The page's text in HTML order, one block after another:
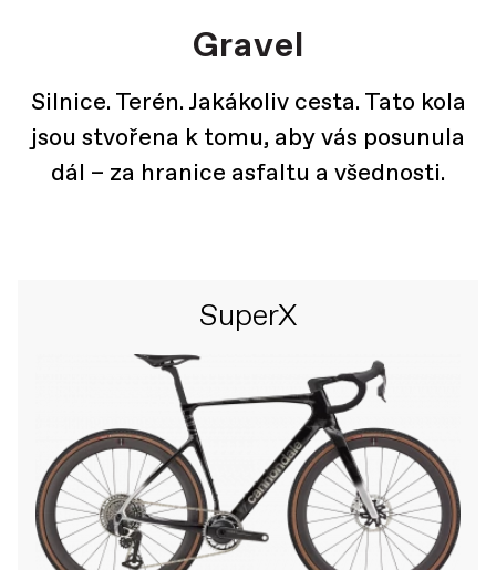
Gravel
Silnice. Terén. Jakákoliv cesta. Tato kola
jsou stvořena k tomu, aby vás posunula
dál – za hranice asfaltu a všednosti.
SuperX